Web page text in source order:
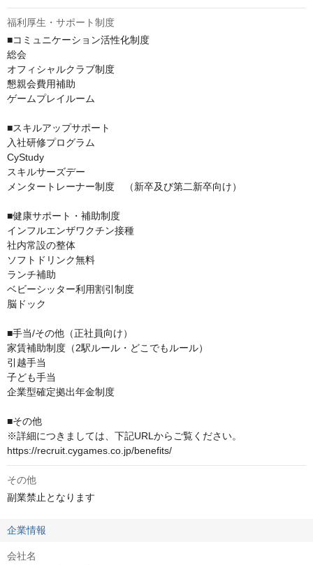
福利厚生・サポート制度
■コミュニケーション活性化制度
総会
オフィシャルクラブ制度
懇親会費用補助
ゲームプレイルーム
■スキルアップサポート
入社研修プログラム
CyStudy
スキルサーズデー
メンタートレーナー制度　（新卒及び第二新卒向け）
■健康サポート・補助制度
インフルエンザワクチン接種
社内常設の整体
ソフトドリンク無料
ランチ補助
ベビーシッター利用割引制度
脳ドック
■手当/その他（正社員向け）
家賃補助制度（2駅ルール・どこでもルール）
引越手当
子ども手当
企業型確定拠出年金制度
■その他
※詳細につきましては、下記URLからご覧ください。
https://recruit.cygames.co.jp/benefits/
その他
副業禁止となります
企業情報
会社名